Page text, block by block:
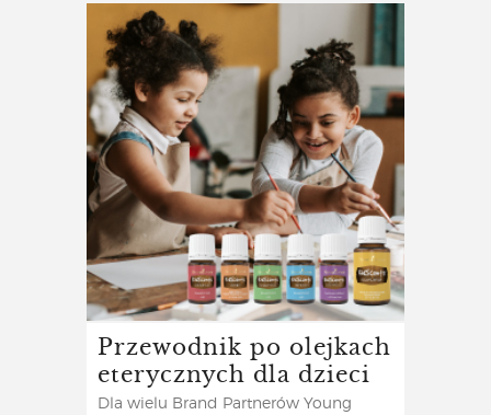
Przewodnik po olejkach
eterycznych dla dzieci
Dla wielu Brand Partnerów Young